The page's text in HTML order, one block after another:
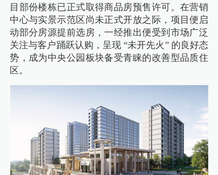
目部份楼栋已正式取得商品房预售许可。在营销
中心与实景示范区尚未正式开放之际，项目便启
动部分房源提前选房，一经推出便受到市场广泛
关注与客户踊跃认购，呈现 “未开先火” 的良好态
势，成为中央公园板块备受青睐的改善型品质住
区。